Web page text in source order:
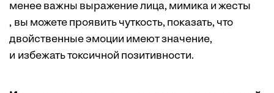
менее важны выражение лица, мимика и жесты
, вы можете проявить чуткость, показать, что
двойственные эмоции имеют значение,
и избежать токсичной позитивности.